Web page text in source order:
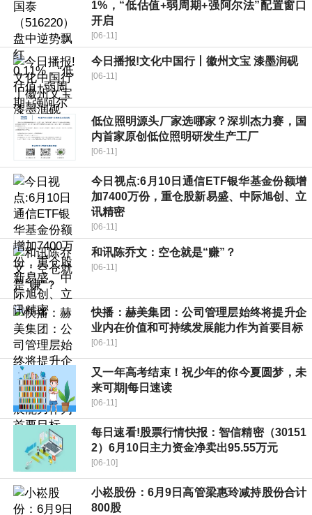
1%，“低估值+弱周期+强阿尔法”配置窗口
开启
[06-11]
今日播报!文化中国行丨徽州文宝 漆墨润砚
[06-11]
低位照明源头厂家选哪家？深圳杰力赛，国
内首家原创低位照明研发生产工厂
[06-11]
今日视点:6月10日通信ETF银华基金份额增
加7400万份，重仓股新易盛、中际旭创、立
讯精密
[06-11]
和讯陈乔文：空仓就是“赚”？
[06-11]
快播：赫美集团：公司管理层始终将提升企
业内在价值和可持续发展能力作为首要目标
[06-11]
又一年高考结束！祝少年的你今夏圆梦，未
来可期|每日速读
[06-11]
每日速看!股票行情快报：智信精密（30151
2）6月10日主力资金净卖出95.55万元
[06-10]
小崧股份：6月9日高管梁惠玲减持股份合计
800股